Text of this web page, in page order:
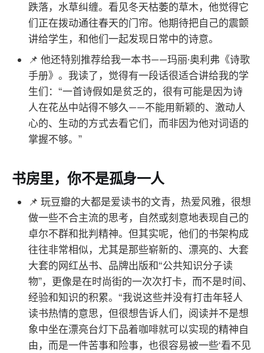
跌落，水草纠缠。看见冬天枯萎的草木，他觉得它
们正在拨动通往春天的门帘。他期待把自己的震颤
讲给学生，和他们一起发现日常中的诗意。
📌 他还特别推荐给我一本书——玛丽·奥利弗《诗歌
手册》。我读了，觉得有一段话很适合讲给我的学
生们：“一首诗假如是贫乏的，很有可能是因为诗
人在花丛中站得不够久——不能用新颖的、激动人
心的、生动的方式去看它们，而非因为他对词语的
掌握不够。”
书房里，你不是孤身一人
📌 玩豆瓣的大都是爱读书的文青，热爱风雅，很想
做一些不合主流的思考，自然或刻意地表现自己的
卓尔不群和批判精神。但其实呢，他们的书架构成
往往非常相似，尤其是那些崭新的、漂亮的、大套
大套的网红丛书、品牌出版和“公共知识分子读
物”，更像是在时尚街的一次次打卡，而不是时间、
经验和知识的积累。“我说这些并没有打击年轻人
读书热情的意思，但很想告诉人们，阅读并不是想
象中坐在漂亮台灯下品着咖啡就可以实现的精神自
由，而是一件苦事和险事，也很容易被一些‘看不见